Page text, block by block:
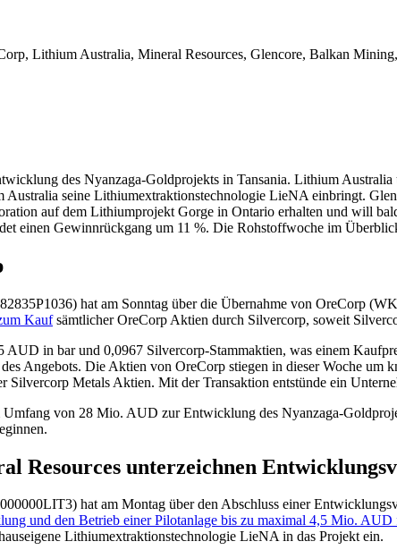
des Nyanzaga-Goldprojekts in Tansania. Lithium
seine Lithiumextraktionstechnologie LieNA einbringt.
auf dem Lithiumprojekt Gorge in Ontario erhalten und will
einen Gewinnrückgang um 11 %. Die Rohstoffwoche im
hat am Sonntag über die Übernahme von OreCorp
Kaufsämtlicher OreCorp Aktien durch Silvercorp, soweit
in bar und 0,0967 Silvercorp-Stammaktien, was einem
Angebots. Die Aktien von OreCorp stiegen in dieser Woche
Silvercorp Metals Aktien. Mit der Transaktion entstünde ein
von 28 Mio. AUD zur Entwicklung des Nyanzaga-
Resources unterzeichnen
hat am Montag über den Abschluss einer
und den Betrieb einer Pilotanlage bis zu maximal 4,5 Mio.
Lithiumextraktionstechnologie LieNA in das Projekt ein.